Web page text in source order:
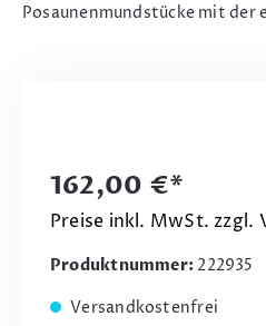
Posaunenmundstücke mit der
162,00 €*
Preise inkl. MwSt. zzgl.
Produktnummer: 222935
Versandkostenfrei